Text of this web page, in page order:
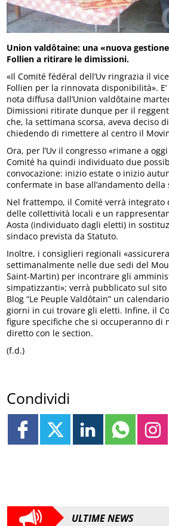
Union valdôtaine: una «nuova
Follien a ritirare le dimissioni.
«Il Comité fédéral dell’Uv ringrazia il
Follien per la rinnovata disponibilità».
nota diffusa dall’Union valdôtaine
Dimissioni ritirate dunque per il
che, la settimana scorsa, aveva deciso
chiedendo di rimettere al centro il
Ora, per l’Uv il congresso «rimane a
Comité ha quindi individuato due
convocazione: inizio estate o inizio
confermate in base all’andamento
Nel frattempo, il Comité verrà
delle collettività locali e un
Aosta (individuato dagli eletti) in
sindaco prevista da Statuto.
Inoltre, i consiglieri regionali
settimanalmente nelle due sedi del
Saint-Martin) per incontrare gli
simpatizzanti»; verrà pubblicato sul
Blog “Le Peuple Valdôtain” un
giorni in cui trovare gli eletti. Infine, il
figure specifiche che si occuperanno di
diretto con le section.
(f.d.)
Condividi
ULTIME NEWS